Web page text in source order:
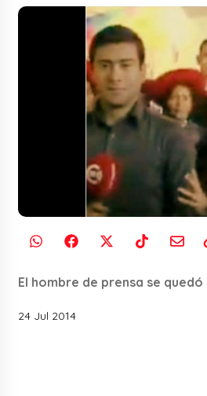
El hombre de prensa se
24 Jul 2014